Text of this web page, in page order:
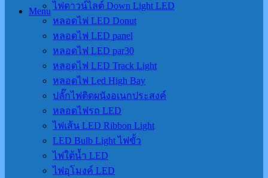
Menu
ไฟดาวน์ไลต์ Down Light LED
หลอดไฟ LED Donut
หลอดไฟ LED panel
หลอดไฟ LED par30
หลอดไฟ LED Track Light
หลอดไฟ Led High Bay
ปลั๊กไฟติดผนังอเนกประสงค์
หลอดไฟรถ LED
ไฟเส้น LED Ribbon Light
LED Bulb Light ไฟขั้ว
ไฟใต้น้ำ LED
ไฟอุโมงค์ LED